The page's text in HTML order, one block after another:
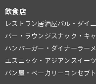
飲食店
レストラン居酒屋 バル・ダイ
バー・ラウンジ スナック・キ
ハンバーガー・ダイナーラー
エスニック・アジアン スイー
パン屋・ベーカリー コンセプ